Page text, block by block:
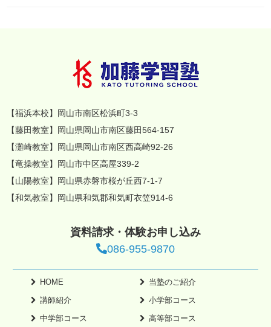
【福浜本校】岡山市南区松浜町3-3
【藤田教室】岡山県岡山市南区藤田564-157
【灘崎教室】岡山県岡山市南区西高崎92-26
【竜操教室】岡山市中区高屋339-2
【山陽教室】岡山県赤磐市桜が丘西7-1-7
【和気教室】岡山県和気郡和気町衣笠914-6
資料請求・体験お申し込み
086-955-9870
HOME
当塾のご紹介
講師紹介
小学部コース
中学部コース
高等部コース